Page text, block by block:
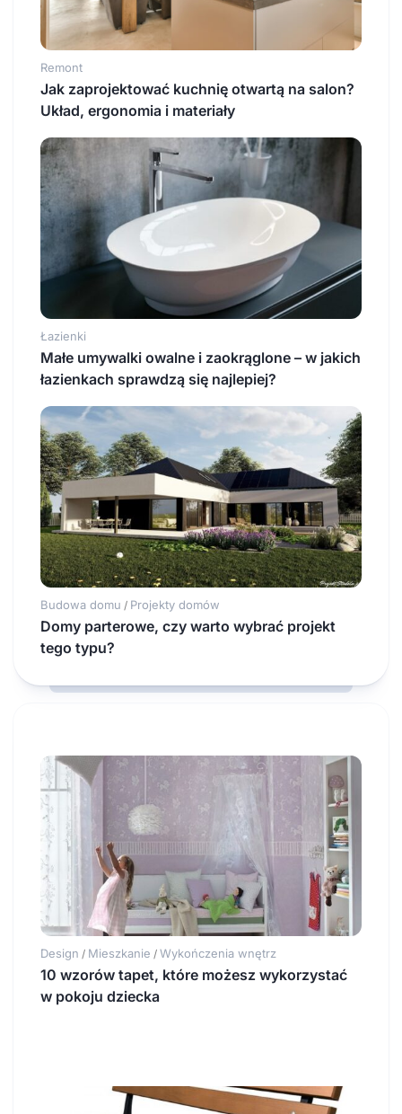
Remont
Jak zaprojektować kuchnię otwartą na salon?
Układ, ergonomia i materiały
Łazienki
Małe umywalki owalne i zaokrąglone – w jakich
łazienkach sprawdzą się najlepiej?
Budowa domu / Projekty domów
Domy parterowe, czy warto wybrać projekt
tego typu?
Design / Mieszkanie / Wykończenia wnętrz
10 wzorów tapet, które możesz wykorzystać
w pokoju dziecka